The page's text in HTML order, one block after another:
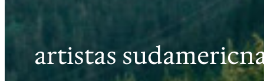
artistas